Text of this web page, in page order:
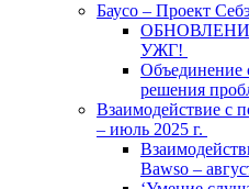
Баусо – Проект
ОБНОВЛЕНИЕ
УЖГ!
Объединение
решения
Взаимодействие с
– июль 2025 г.
Bawso –